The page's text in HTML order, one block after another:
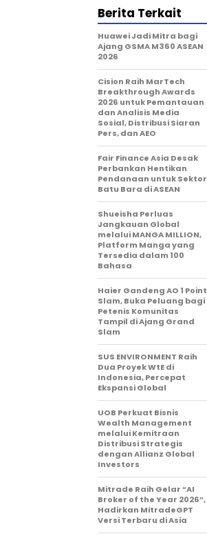
Berita Terkait
Huawei Jadi Mitra bagi
Ajang GSMA M360 ASEAN
2026
Cision Raih MarTech
Breakthrough Awards
2026 untuk Pemantauan
dan Analisis Media
Sosial, Distribusi Siaran
Pers, dan AEO
Fair Finance Asia Desak
Perbankan Hentikan
Pendanaan untuk Sektor
Batu Bara di ASEAN
Shueisha Perluas
Jangkauan Global
melalui MANGA MILLION,
Platform Manga yang
Tersedia dalam 100
Bahasa
Haier Gandeng AO 1 Point
Slam, Buka Peluang bagi
Petenis Komunitas
Tampil di Ajang Grand
Slam
SUS ENVIRONMENT Raih
Dua Proyek WtE di
Indonesia, Percepat
Ekspansi Global
UOB Perkuat Bisnis
Wealth Management
melalui Kemitraan
Distribusi Strategis
dengan Allianz Global
Investors
Mitrade Raih Gelar “AI
Broker of the Year 2026”,
Hadirkan MitradeGPT
Versi Terbaru di Asia